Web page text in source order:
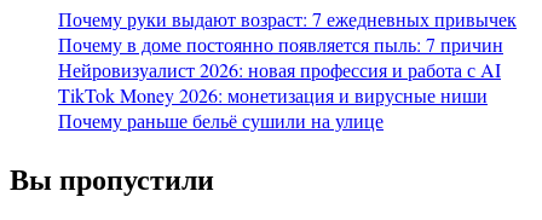
Почему руки выдают возраст: 7 ежедневных привычек
Почему в доме постоянно появляется пыль: 7 причин
Нейровизуалист 2026: новая профессия и работа с AI
TikTok Money 2026: монетизация и вирусные ниши
Почему раньше бельё сушили на улице
Вы пропустили